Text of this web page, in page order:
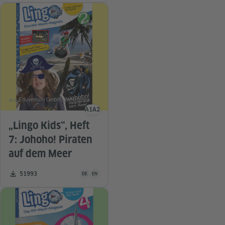
„Lingo Kids“, Heft
7: Johoho! Piraten
auf dem Meer
Zahl der Downloads:
51993 Unterrichtsmaterial ist in folgenden Sprachen
DE EN
© © Eduversum GmbH, Wiesbaden
Sprachniveau
A1A2